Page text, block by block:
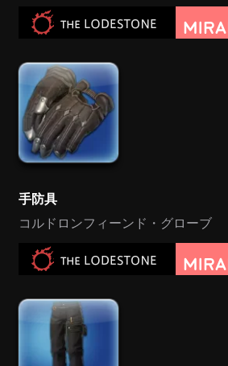
手防具
コルドロンフィーンド・グローブ